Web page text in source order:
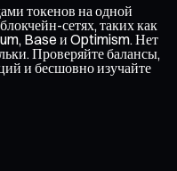
токенов на одной
сетях, таких как
Base и Optimism. Нет
Проверяйте балансы,
и бесшовно изучайте